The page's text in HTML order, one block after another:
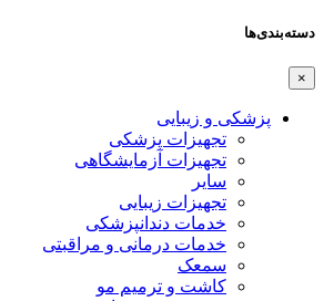
دسته‌بندی‌ها
×
پزشکی و زیبایی
تجهیزات پزشکی
تجهیزات آزمایشگاهی
سایر
تجهیزات زیبایی
خدمات دندانپزشکی
خدمات درمانی و مراقبتی
سمعک
کاشت و ترمیم مو